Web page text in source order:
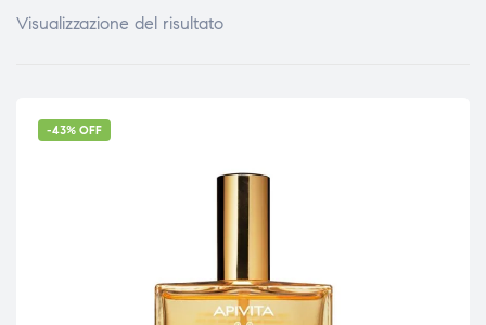
Visualizzazione del risultato
-43% OFF